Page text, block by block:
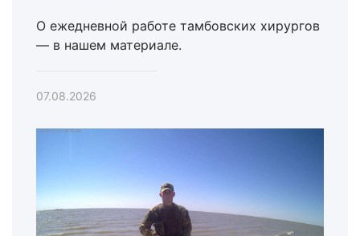
О ежедневной работе тамбовских хирургов
— в нашем материале.
07.08.2026